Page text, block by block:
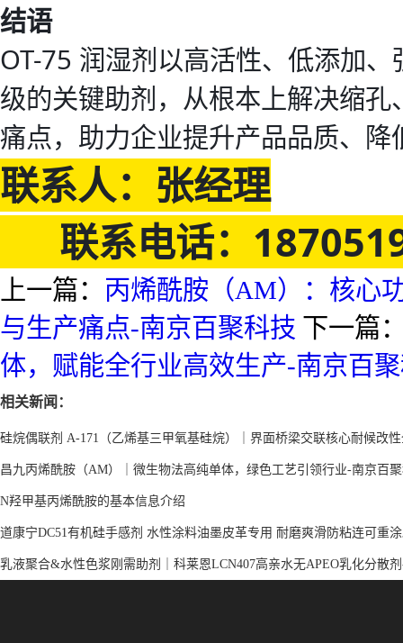
结语
OT-75 润湿剂以高活性、低添加
级的关键助剂，从根本上解决缩
痛点，助力企业提升产品品质、
联系人：张经理
联系电话：
上一篇： 丙烯酰胺（AM）：核心
与生产痛点-南京百聚科技 下一篇
体，赋能全行业高效生产-南京百
相关新闻：
硅烷偶联剂 A-171（乙烯基三甲氧基硅烷）｜界面桥梁交联核心耐候改
昌九丙烯酰胺（AM）｜微生物法高纯单体，绿色工艺引领行业-南京百
N羟甲基丙烯酰胺的基本信息介绍
道康宁DC51有机硅手感剂 水性涂料油墨皮革专用 耐磨爽滑防粘连可重
乳液聚合&水性色浆刚需助剂｜科莱恩LCN407高亲水无APEO乳化分散